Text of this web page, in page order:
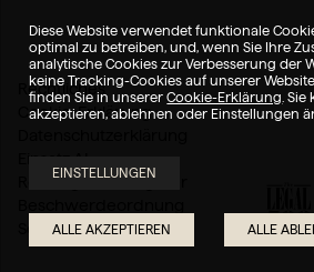
Diese Website verwendet funktionale
optimal zu betreiben, und, wenn Sie Ihre
analytische Cookies zur Verbesserung der
keine Tracking-Cookies auf unserer
finden Sie in unsererCookie-Erklärung .
akzeptieren, ablehnen oder Einstellungen
EINSTELLUNGEN
ALLE AKZEPTIEREN ALLE
Rechtliches
Cookie-Erklärung
Einsatz AI
Rechtsgebietsregister
Schlichtungsausschuss